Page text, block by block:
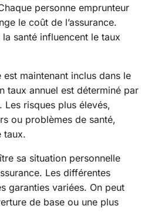
personne emprunteur
le coût de l’assurance.
la santé influencent le taux
est maintenant inclus dans le
taux annuel est déterminé par
Les risques plus élevés,
ou problèmes de santé,
taux.
sa situation personnelle
Les différentes
garanties variées. On peut
de base ou une plus